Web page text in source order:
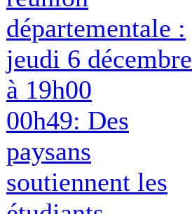
départementale :
jeudi 6 décembre
à 19h00
00h49: Des
paysans
soutiennent les